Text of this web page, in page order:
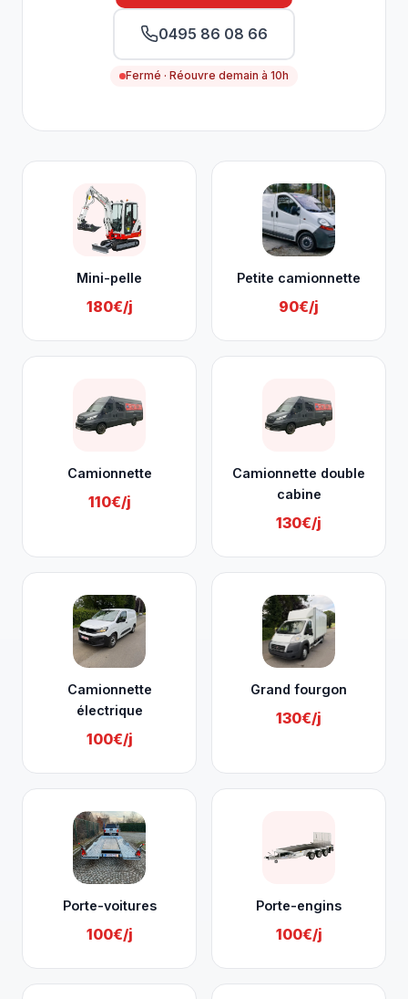
0495 86 08 66
Fermé · Réouvre demain à 10h
Mini-pelle
180€/j
Petite camionnette
90€/j
Camionnette
110€/j
Camionnette double
cabine
130€/j
Camionnette
électrique
100€/j
Grand fourgon
130€/j
Porte-voitures
100€/j
Porte-engins
100€/j